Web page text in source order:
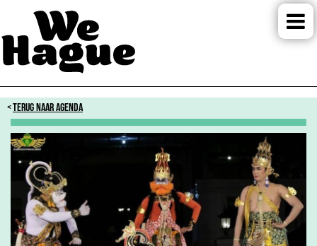
TERUG NAAR AGENDA